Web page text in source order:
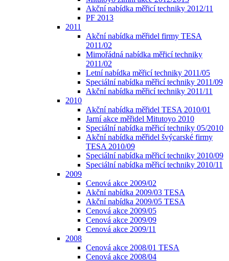
Akční nabídka měřicí techniky 2012/11
PF 2013
2011
Akční nabídka měřidel firmy TESA
2011/02
Mimořádná nabídka měřicí techniky
2011/02
Letní nabídka měřicí techniky 2011/05
Speciální nabídka měřicí techniky 2011/09
Akční nabídka měřicí techniky 2011/11
2010
Akční nabídka měřidel TESA 2010/01
Jarní akce měřidel Mitutoyo 2010
Speciální nabídka měřicí techniky 05/2010
Akční nabídka měřidel švýcarské firmy
TESA 2010/09
Speciální nabídka měřicí techniky 2010/09
Speciální nabídka měřicí techniky 2010/11
2009
Cenová akce 2009/02
Akční nabídka 2009/03 TESA
Akční nabídka 2009/05 TESA
Cenová akce 2009/05
Cenová akce 2009/09
Cenová akce 2009/11
2008
Cenová akce 2008/01 TESA
Cenová akce 2008/04